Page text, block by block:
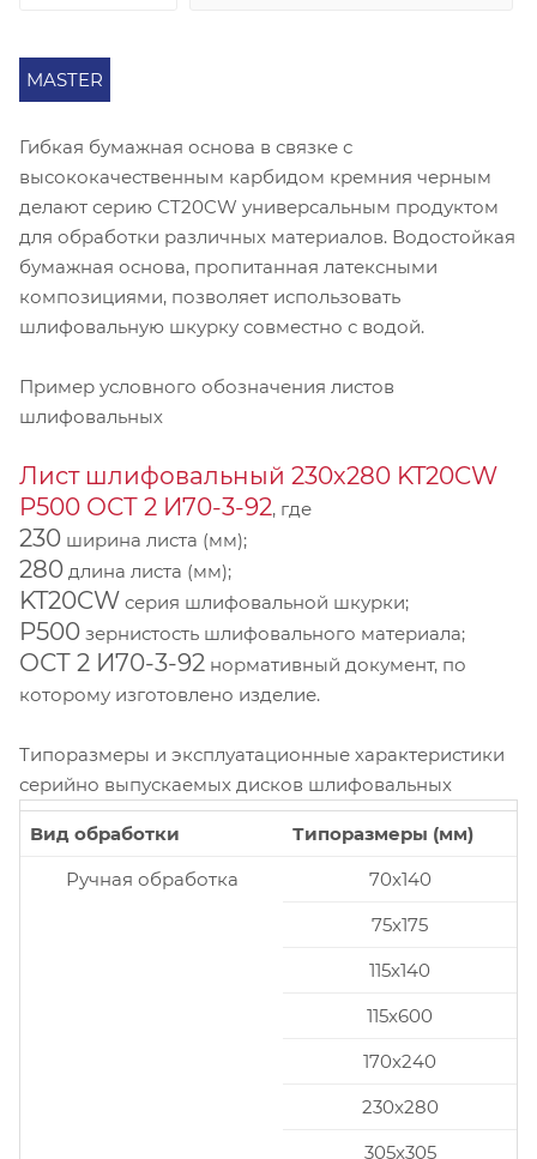
MASTER
Гибкая бумажная основа в связке с
высококачественным карбидом кремния черным
делают серию СT20CW универсальным продуктом
для обработки различных материалов. Водостойкая
бумажная основа, пропитанная латексными
композициями, позволяет использовать
шлифовальную шкурку совместно с водой.
Пример условного обозначения листов
шлифовальных
Лист шлифовальный 230х280 KT20CW
P500 ОСТ 2 И70-3-92, где
230 ширина листа (мм);
280 длина листа (мм);
KT20CW серия шлифовальной шкурки;
P500 зернистость шлифовального материала;
ОСТ 2 И70-3-92 нормативный документ, по
которому изготовлено изделие.
Типоразмеры и эксплуатационные характеристики
серийно выпускаемых дисков шлифовальных
Вид обработки
Типоразмеры (мм)
Ручная обработка
70x140
75x175
115x140
115x600
170x240
230x280
305x305